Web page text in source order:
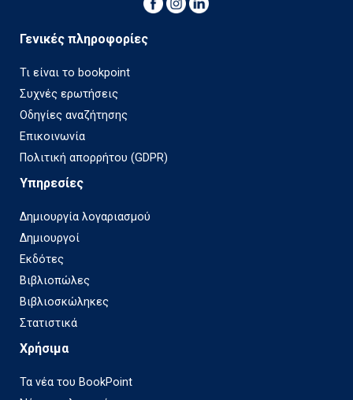
Γενικές πληροφορίες
Τι είναι το bookpoint
Συχνές ερωτήσεις
Οδηγίες αναζήτησης
Επικοινωνία
Πολιτική απορρήτου (GDPR)
Υπηρεσίες
Δημιουργία λογαριασμού
Δημιουργοί
Εκδότες
Βιβλιοπώλες
Βιβλιοσκώληκες
Στατιστικά
Χρήσιμα
Τα νέα του BookPoint